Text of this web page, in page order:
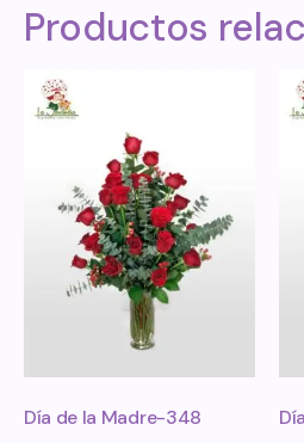
Productos
Día de la Madre-348